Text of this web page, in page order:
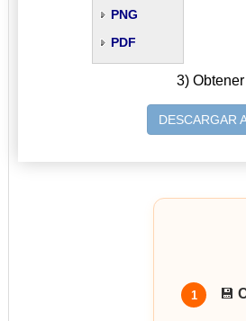
PNG
PDF
3)
DESCARGAR
1 💾